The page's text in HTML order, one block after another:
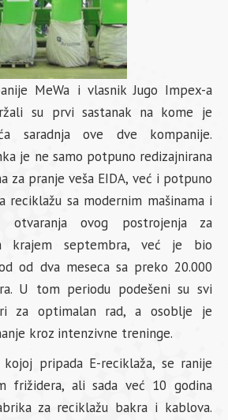
MeWa i vlasnik Jugo Impex-a
su prvi sastanak na kome je
saradnja ove dve kompanije.
je ne samo potpuno redizajnirana
za pranje veša EIDA, već i potpuno
reciklažu sa modernim mašinama i
otvaranja ovog postrojenja za
krajem septembra, već je bio
od dva meseca sa preko 20.000
U tom periodu podešeni su svi
za optimalan rad, a osoblje je
kroz intenzivne treninge.
kojoj pripada E-reciklaža, se ranije
frižidera, ali sada već 10 godina
za reciklažu bakra i kablova.